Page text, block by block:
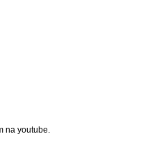
na youtube.